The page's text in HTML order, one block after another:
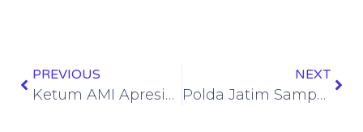
PREVIOUS
Ketum AMI Apresiasi KPK, Desak Kasus KONI Jatim Dibongkar Tuntas
NEXT
Polda Jatim Sampaikan Perkembangan Identifikasi Korban Robohnya Ponpes Al-Khoziny Sidoarjo